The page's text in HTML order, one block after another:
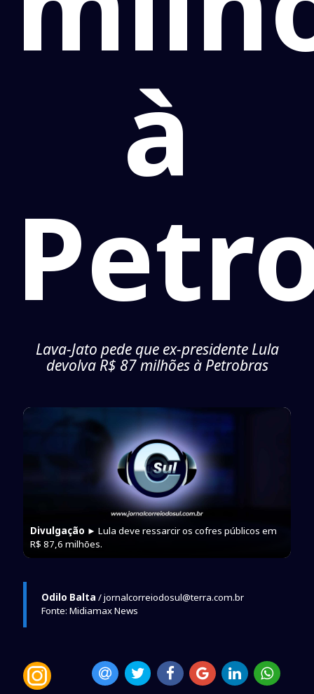
à
Lava-Jato pede que ex-presidente Lula
devolva R$ 87 milhões à Petrobras
Divulgação ► Lula deve ressarcir os cofres públicos em
R$ 87,6 milhões.
Odilo Balta / jornalcorreiodosul@terra.com.br
Fonte: Midiamax News